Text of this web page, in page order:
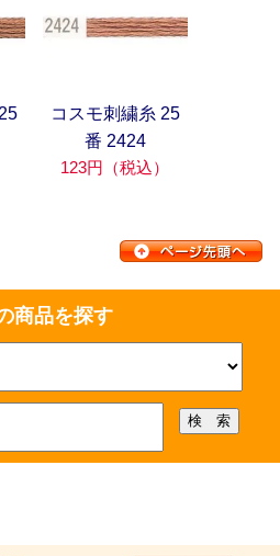
コスモ刺繍糸 25
番 2424
123円（税込）
商品を探す